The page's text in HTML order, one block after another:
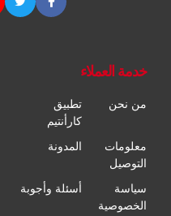
خدمة العملاء
من نحن
تطبيق
كارأنتيم
معلومات
التوصيل
المدونة
سياسة
الخصوصية
أسئلة وأجوبة